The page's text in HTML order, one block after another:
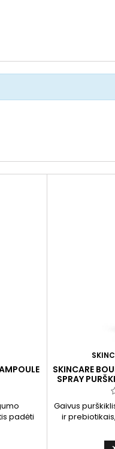
padėti
ir
SKINCARE
SPRAY
Gaivus
ir
priežiūrai.
drėgmės